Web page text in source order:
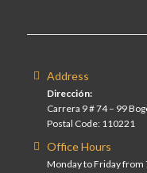
Address
Dirección:
Carrera 9 # 74 – 99
Postal Code: 110221
Office Hours
Monday to Friday from